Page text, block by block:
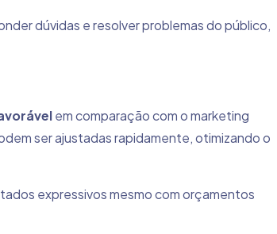
dúvidas e resolver problemas do público,
em comparação com o marketing
ser ajustadas rapidamente, otimizando o
expressivos mesmo com orçamentos